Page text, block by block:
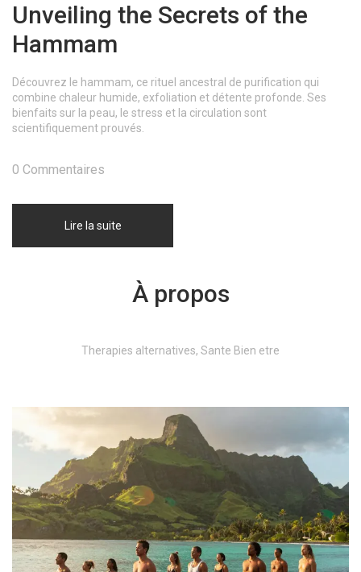
Unveiling the Secrets of the
Hammam
Découvrez le hammam, ce rituel ancestral de purification qui
combine chaleur humide, exfoliation et détente profonde. Ses
bienfaits sur la peau, le stress et la circulation sont
scientifiquement prouvés.
Lire la suite
0 Commentaires
À propos
Therapies alternatives, Sante Bien etre